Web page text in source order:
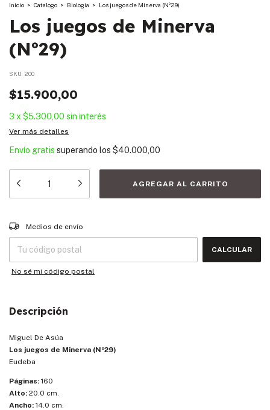
Inicio > Catalogo > Biología > Los juegos de Minerva (Nº29)
Los juegos de Minerva
(Nº29)
SKU: 200
$15.900,00
3 x $5.300,00 sin interés
Ver más detalles
Envío gratis superando los $40.000,00
Entregas para el CP:
Medios de envío
CALCULAR
No sé mi código postal
Descripción
Miguel De Asúa
Los juegos de Minerva (Nº29)
Eudeba
Páginas: 160
Alto: 20.0 cm.
Ancho: 14.0 cm.